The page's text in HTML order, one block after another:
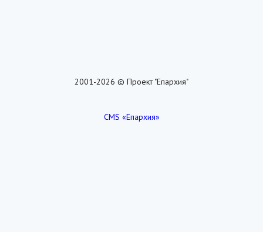
2001-2026 © Проект "Епархия"
CMS «Епархия»